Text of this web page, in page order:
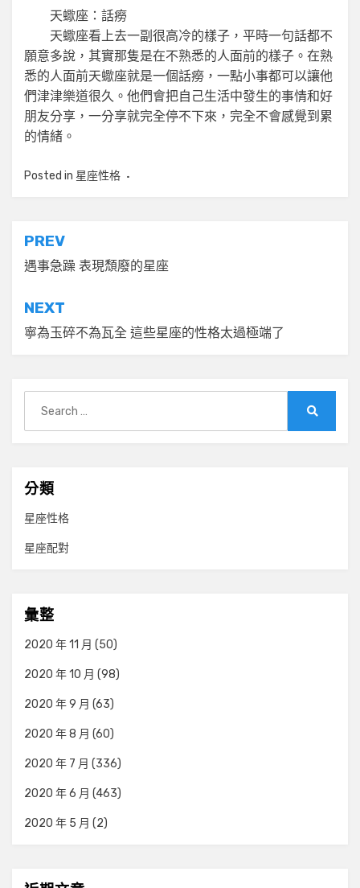
天蠍座：話癆
天蠍座看上去一副很高冷的樣子，平時一句話都不
願意多說，其實那隻是在不熟悉的人面前的樣子。在熟
悉的人面前天蠍座就是一個話癆，一點小事都可以讓他
們津津樂道很久。他們會把自己生活中發生的事情和好
朋友分享，一分享就完全停不下來，完全不會感覺到累
的情緒。
Posted in 星座性格
文
章
導
覽
PREV
遇事急躁 表現頹廢的星座
NEXT
寧為玉碎不為瓦全 這些星座的性格太過極端了
for:
分類
星座性格
星座配對
彙整
2020 年 11 月 (50)
2020 年 10 月 (98)
2020 年 9 月 (63)
2020 年 8 月 (60)
2020 年 7 月 (336)
2020 年 6 月 (463)
2020 年 5 月 (2)